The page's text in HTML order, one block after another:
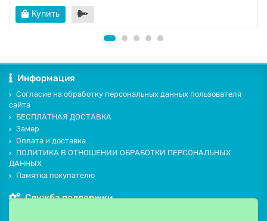
Купить
Информация
Согласие на обработку персональных данных пользователя
сайта
БЕСПЛАТНАЯ ДОСТАВКА
Замер
Оплата и доставка
ПОЛИТИКА В ОТНОШЕНИИ ОБРАБОТКИ ПЕРСОНАЛЬНЫХ
ДАННЫХ
Памятка покупателю
Служба поддержки